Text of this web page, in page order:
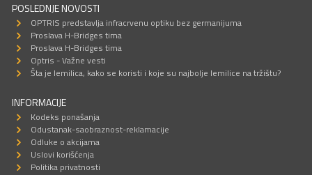
POSLEDNJE NOVOSTI
OPTRIS predstavlja infracrvenu optiku bez germanijuma
Proslava H-Bridges tima
Proslava H-Bridges tima
Optris - Važne vesti
Šta je lemilica, kako se koristi i koje su najbolje lemilice na tržištu?
INFORMACIJE
Kodeks ponašanja
Odustanak-saobraznost-reklamacije
Odluke o akcijama
Uslovi korišćenja
Politika privatnosti